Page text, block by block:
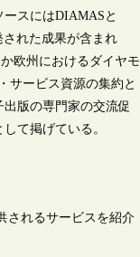
スにはDIAMASと
された成果が含まれ
欧州におけるダイヤモ
サービス資源の集約と
版の専門家の交流促
て掲げている。
されるサービスを紹介